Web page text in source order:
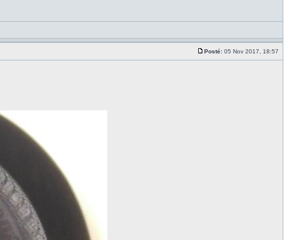
Posté: 05 Nov 2017, 18:57